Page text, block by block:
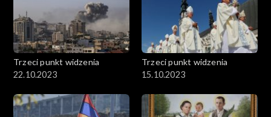
Trzeci punkt widzenia
22.10.2023
Trzeci punkt widzenia
15.10.2023